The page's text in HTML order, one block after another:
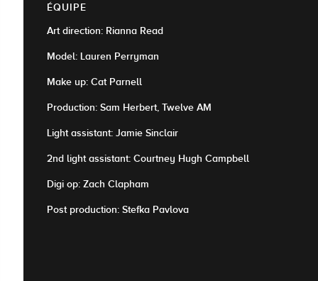
ÉQUIPE
Art direction: Rianna Read
Model: Lauren Perryman
Make up: Cat Parnell
Production: Sam Herbert, Twelve AM
Light assistant: Jamie Sinclair
2nd light assistant: Courtney Hugh Campbell
Digi op: Zach Clapham
Post production: Stefka Pavlova